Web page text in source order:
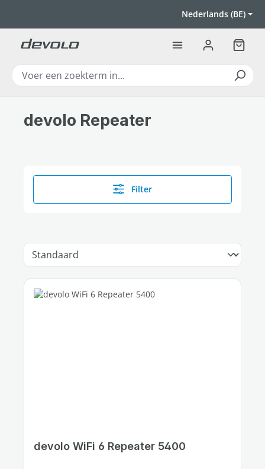
Nederlands (BE)
devolo Repeater
Filter
devolo WiFi 6 Repeater 5400